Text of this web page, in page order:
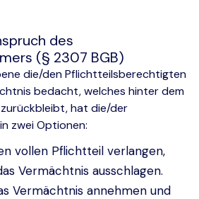
des
(§ 2307 BGB)
die/den Pflichtteilsberechtigten
bedacht, welches hinter dem
hat die/der
zwei Optionen:
vollen Pflichtteil verlangen,
Vermächtnis ausschlagen.
Vermächtnis annehmen und